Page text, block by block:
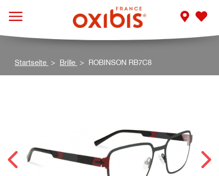
Startseite Brille ROBINSON RB7C8